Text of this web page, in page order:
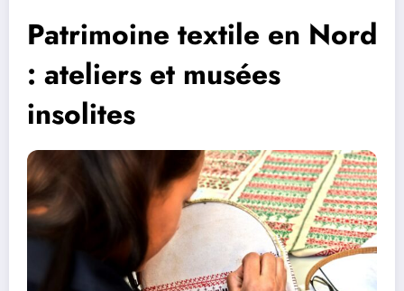
Patrimoine textile en Nord
: ateliers et musées
insolites